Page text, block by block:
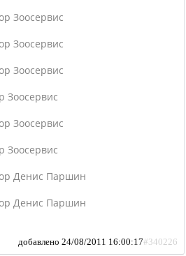
Зоосервис
Зоосервис
Зоосервис
Зоосервис
Зоосервис
Зоосервис
Денис Паршин
Денис Паршин
добавлено 24/08/2011 16:00:17#340226